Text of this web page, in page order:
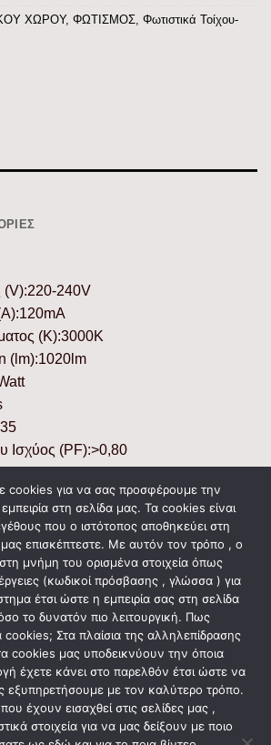
ΧΩΡΟΥ, ΦΩΤΙΣΜΟΣ Φωτιστικά Τοίχου-
(V):220-240V
(K):3000K
(lm):1020lm
Ισχύος (PF):>0,80
Χρόνια/ 2 Years
°C:-25°C – +45°C
& ABS/ Plastic & ABS
White
cookies για να σας προσφέρουμε την
στη σελίδα μας. Τα cookies είναι
που ο ιστότοπος αποθηκεύει στη
επισκέπτεστε. Με αυτόν τον τρόπο , ο
στη μνήμη του ορισμένα στοιχεία όπως
(κωδικοί πρόσβασης , γλώσσα ) για
έτσι ώστε η εμπειρία σας στη σελίδα
το δυνατόν πιο λειτουργική. Πως
cookies; Στα πλαίσια της αλληλεπίδρασης
cookies μας υποδεικνύουν την όποια
έχετε κάνει στο παρελθόν έτσι ώστε να
εξυπηρετήσουμε με τον καλύτερο τρόπο.
έχουν εισαχθεί στις σελίδες μας ,
στοιχεία για να μας δείξουν με ποιο